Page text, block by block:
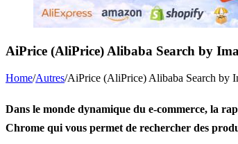
AiPrice (AliPrice) Alibaba Search by
Home/Autres/AiPrice (AliPrice) Alibaba Search by
Dans le monde dynamique du e-commerce, la
Chrome qui vous permet de rechercher des